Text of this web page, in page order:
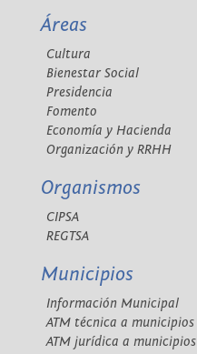
Áreas
Cultura
Bienestar Social
Presidencia
Fomento
Economía y Hacienda
Organización y RRHH
Organismos
CIPSA
REGTSA
Municipios
Información Municipal
ATM técnica a municipios
ATM jurídica a municipios